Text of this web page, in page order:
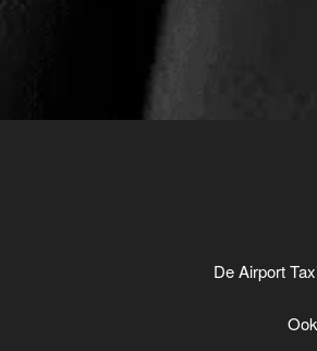
De Airport